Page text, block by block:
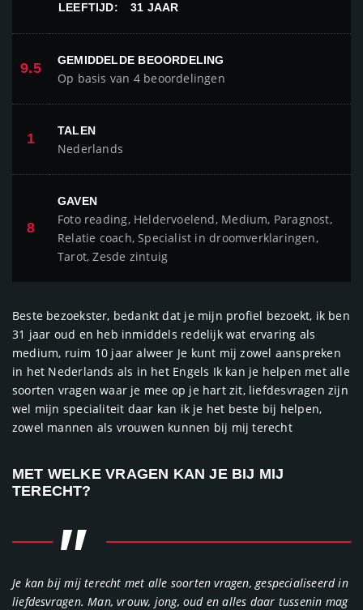
LEEFTIJD:
31 JAAR
9.5 GEMIDDELDE BEOORDELING
Op basis van 4 beoordelingen
1 TALEN
Nederlands
8
GAVEN
Foto reading, Heldervoelend, Medium, Paragnost,
Relatie coach, Specialist in droomverklaringen,
Tarot, Zesde zintuig
Beste bezoekster, bedankt dat je mijn profiel bezoekt, ik ben
31 jaar oud en heb inmiddels redelijk wat ervaring als
medium, ruim 10 jaar alweer Je kunt mij zowel aanspreken
in het Nederlands als in het Engels Ik kan je helpen met alle
soorten vragen waar je mee op je hart zit, liefdesvragen zijn
wel mijn specialiteit daar kan ik je het beste bij helpen,
zowel mannen als vrouwen kunnen bij mij terecht
MET WELKE VRAGEN KAN JE BIJ MIJ
TERECHT?
"
Je kan bij mij terecht met alle soorten vragen, gespecialiseerd in
liefdesvragen. Man, vrouw, jong, oud en alles daar tussenin mag